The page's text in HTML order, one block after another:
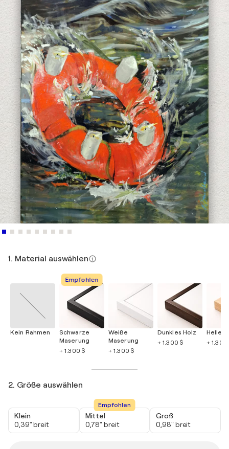
1. Material auswählen
Kein Rahmen
Empfohlen
Schwarze
Maserung
+ 1.300 $
Weiße
Maserung
+ 1.300 $
Dunkles Holz
+ 1.300 $
Helles
+ 1.300
2. Größe auswählen
Klein
0,39" breit
Empfohlen
Mittel
0,78" breit
Groß
0,98" breit